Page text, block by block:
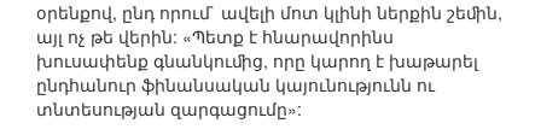
օրենքով, ընդ որում` ավելի մոտ կլինի ներքին շեﬕն,
այլ ոչ թե վերին: «Պետք է հնարավորինս
խուսափենք գնանկուﬕց, որը կարող է խաթարել
ընդհանուր ֆինանսական կայունությունն ու
տնտեսության զարգացումը»: